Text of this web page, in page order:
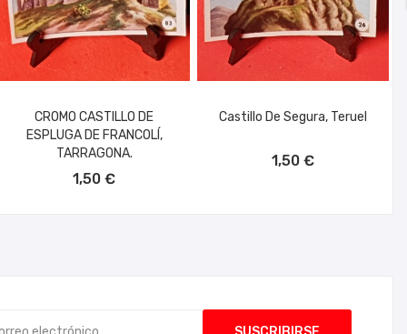
CROMO CASTILLO DE
ESPLUGA DE FRANCOLÍ,
TARRAGONA.
1,50 €
Castillo De Segura, Teruel
1,50 €